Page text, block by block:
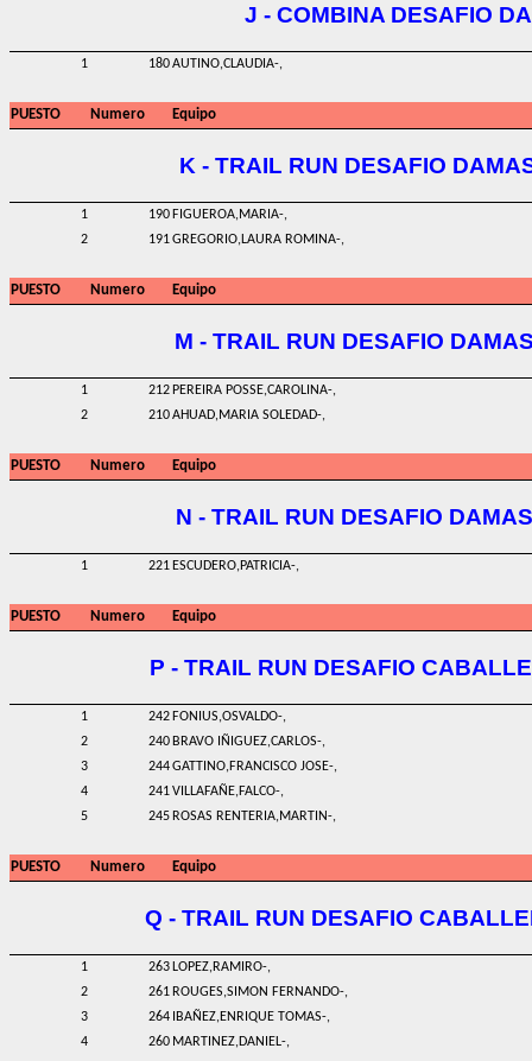
J - COMBINA DESAFIO
1 180AUTINO,CLAUDIA-,
PUESTO Numero Equipo
K - TRAIL RUN DESAFIO
1 190 FIGUEROA,MARIA-,
2
191GREGORIO,LAURA ROMINA-,
PUESTO Numero Equipo
M - TRAIL RUN DESAFIO
1 212 PEREIRA POSSE,CAROLINA-,
2
210AHUAD,MARIA SOLEDAD-,
PUESTO Numero Equipo
N - TRAIL RUN DESAFIO
1 221 ESCUDERO,PATRICIA-,
PUESTO Numero Equipo
P - TRAIL RUN DESAFIO
1 242 FONIUS,OSVALDO-,
2
240 BRAVO IÑIGUEZ,CARLOS-,
3
244GATTINO,FRANCISCO JOSE-,
4
241VILLAFAÑE,FALCO-,
5
245 ROSAS RENTERIA,MARTIN-,
PUESTO Numero Equipo
Q - TRAIL RUN DESAFIO
1 263 LOPEZ,RAMIRO-,
2
261 ROUGES,SIMON FERNANDO-,
3
264 IBAÑEZ,ENRIQUE TOMAS-,
4
260 MARTINEZ,DANIEL-,